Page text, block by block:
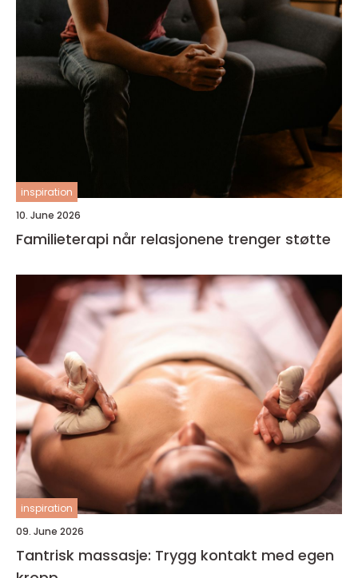
inspiration
10. June 2026
Familieterapi når relasjonene trenger støtte
inspiration
09. June 2026
Tantrisk massasje: Trygg kontakt med egen